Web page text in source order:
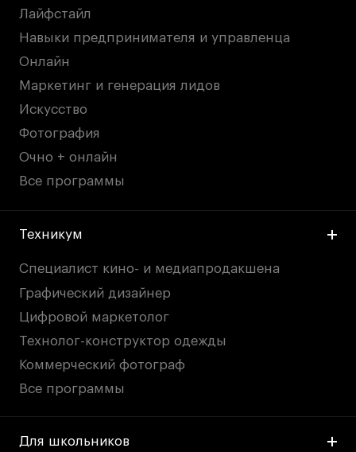
Лайфстайл
Навыки предпринимателя и управленца
Онлайн
Маркетинг и генерация лидов
Искусство
Фотография
Очно + онлайн
Все программы
Техникум
Специалист кино- и медиапродакшена
Графический дизайнер
Цифровой маркетолог
Технолог-конструктор одежды
Коммерческий фотограф
Все программы
Для школьников